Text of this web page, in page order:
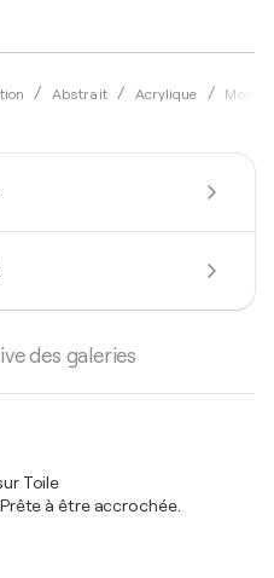
Abstrait Acrylique
des galeries
Toile
à être accrochée.